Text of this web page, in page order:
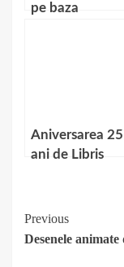
pe baza
Aniversarea 25
ani de Libris
Continue
Reading
Previous
Desenele